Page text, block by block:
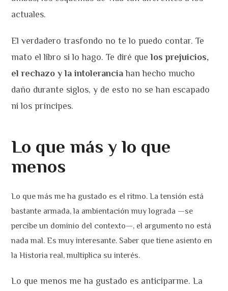
actuales.
El verdadero trasfondo no te lo puedo contar. Te
mato el libro si lo hago. Te diré quelos prejuicios,
el rechazo y la intolerancia han hecho mucho
daño durante siglos, y de esto no se han escapado
ni los príncipes.
Lo que más y lo que
menos
Lo que más me ha gustado es el ritmo. La tensión está
bastante armada, la ambientación muy lograda —se
percibe un dominio del contexto—, el argumento no está
nada mal. Es muy interesante. Saber que tiene asiento en
la Historia real, multiplica su interés.
Lo que menos me ha gustado es anticiparme. La